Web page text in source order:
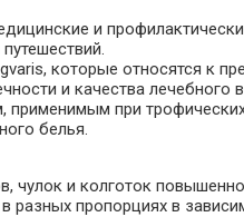
и
которые относятся к
и качества лечебного
применимым при
белья.
чулок и колготок
разных пропорциях в